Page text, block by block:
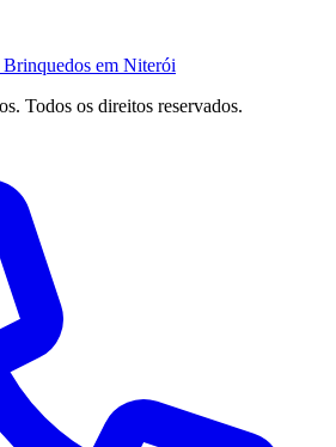
em Niterói
Todos os direitos reservados.